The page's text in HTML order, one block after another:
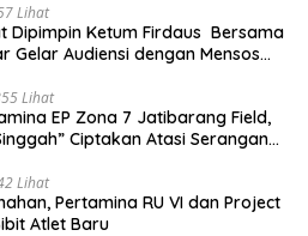
Lihat
Dipimpin Ketum Firdaus Bersama
Gelar Audiensi dengan Mensos
Lihat
EP Zona 7 Jatibarang Field,
Ciptakan Atasi Serangan
Lihat
Pertamina RU VI dan Project
Atlet Baru